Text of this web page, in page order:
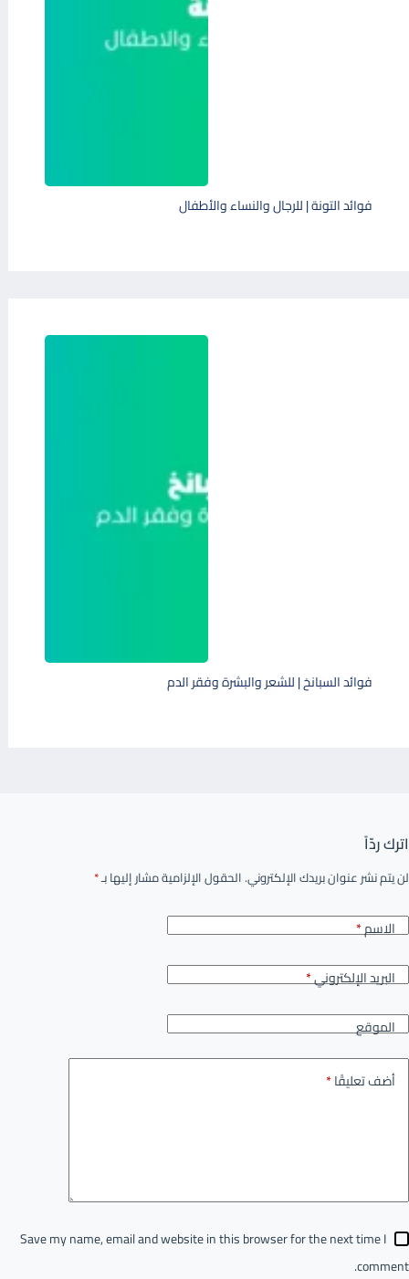
فوائد التونة | للرجال والنساء والأطفال
فوائد السبانخ | للشعر والبشرة وفقر الدم
اترك ردّاً
لن يتم نشر عنوان بريدك الإلكتروني.الحقول الإلزامية مشار إليها بـ*
الاسم*
البريد الإلكتروني*
الموقع
أضف تعليقًا*
Save my name, email and website in this browser for the next time I
comment.